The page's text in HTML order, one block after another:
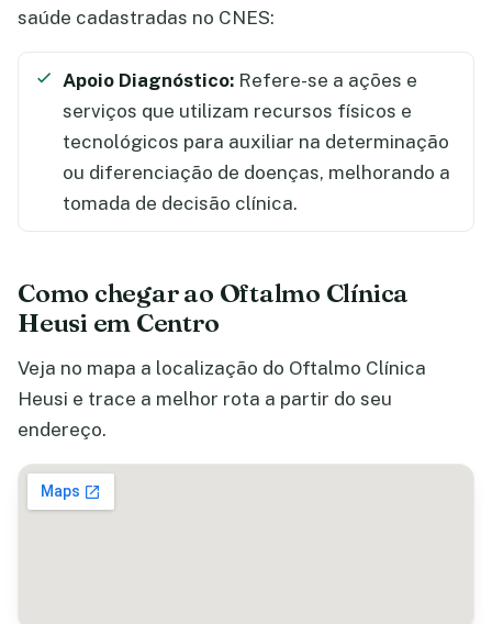
saúde cadastradas no CNES:
Apoio Diagnóstico: Refere-se a ações e
serviços que utilizam recursos físicos e
tecnológicos para auxiliar na determinação
ou diferenciação de doenças, melhorando a
tomada de decisão clínica.
Como chegar ao Oftalmo Clínica
Heusi em Centro
Veja no mapa a localização do Oftalmo Clínica
Heusi e trace a melhor rota a partir do seu
endereço.